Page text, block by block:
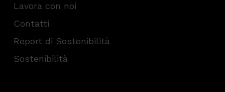
Lavora con noi
Contatti
Report di Sostenibilità
Sostenibilità